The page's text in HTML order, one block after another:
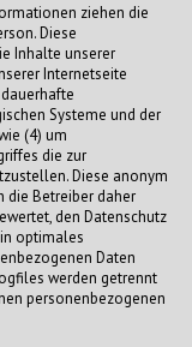
ziehen die
Diese
Inhalte unserer
Internetseite
Systeme und der
(4) um
die zur
Diese anonym
die Betreiber daher
den Datenschutz
optimales
Daten
werden getrennt
personenbezogenen